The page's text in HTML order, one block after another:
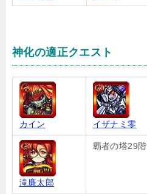
神化の適正クエスト
カイン イザナミ零
滝廉太郎
覇者の塔29階